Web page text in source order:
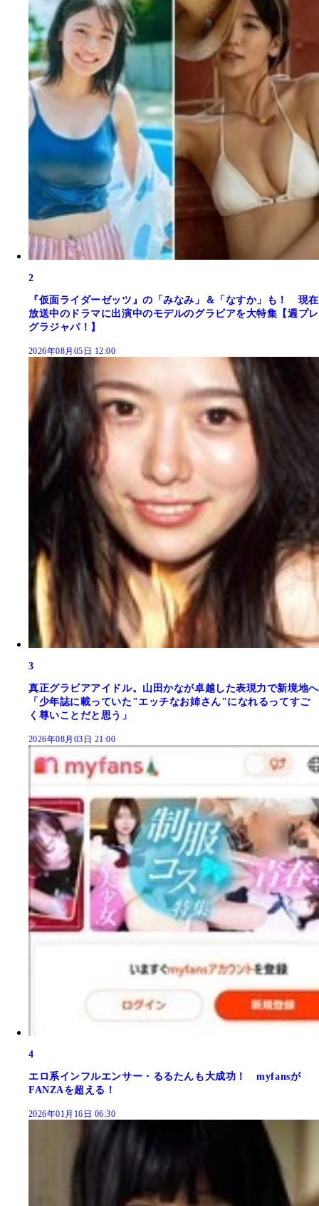
2
『仮面ライダーゼッツ』の「みなみ」＆「なすか」も！ 現在
放送中のドラマに出演中のモデルのグラビアを大特集【週プレ
グラジャパ！】
2026年08月05日 12:00
3
真正グラビアアイドル。山田かなが卓越した表現力で新境地へ
「少年誌に載っていた"エッチなお姉さん"になれるってすご
く尊いことだと思う」
2026年08月03日 21:00
4
エロ系インフルエンサー・るるたんも大成功！ myfansが
FANZAを超える！
2026年01月16日 06:30